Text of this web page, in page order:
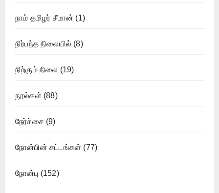
நாம் தமிழர் சீமான் (1)
நிர்பந்த நிலையில் (8)
நிற்கும் நிலை (19)
நூல்கள் (88)
நேர்ச்சை (9)
நோன்பின் சட்டங்கள் (77)
நோன்பு (152)